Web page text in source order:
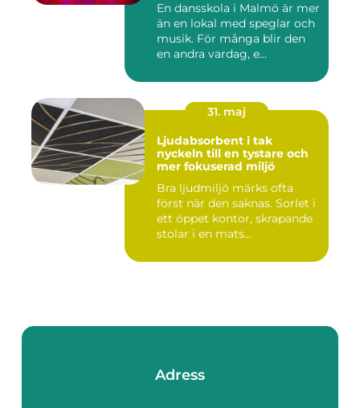
En dansskola i Malmö är mer
än en lokal med speglar och
musik. För många blir den
en andra vardag, e...
31. maj
Ljudabsorbent i tak
nyckeln till en tystare och
mer fokuserad miljö
Bra ljudmiljö märks ofta
först när den saknas. Sorlet i
ett öppet kontor, skrapande
stolar i en mats...
Adress